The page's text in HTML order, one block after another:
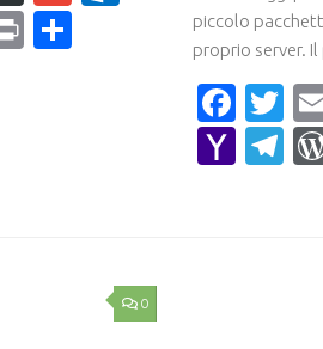
PrintCondividi
piccolo
proprio server.
0